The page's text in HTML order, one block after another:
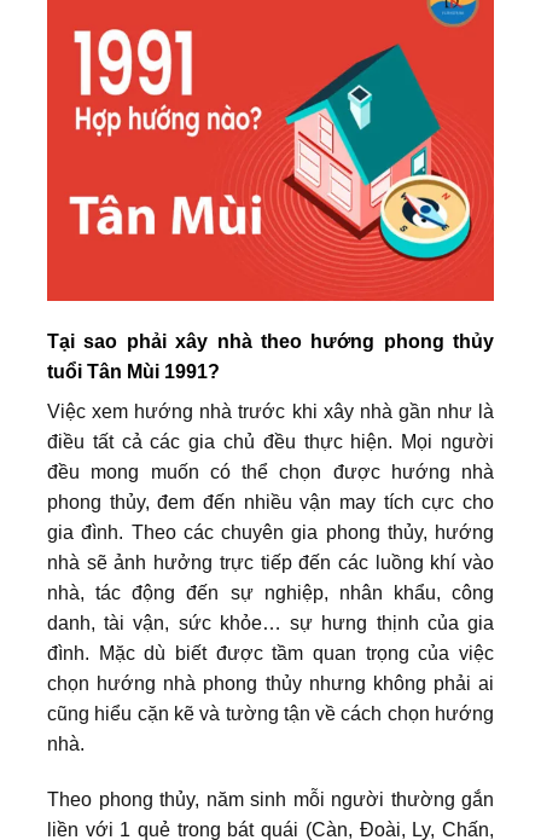
Tại sao phải xây nhà theo hướng phong thủy
tuổi Tân Mùi 1991?
Việc xem hướng nhà trước khi xây nhà gần như là
điều tất cả các gia chủ đều thực hiện. Mọi người
đều mong muốn có thể chọn được hướng nhà
phong thủy, đem đến nhiều vận may tích cực cho
gia đình. Theo các chuyên gia phong thủy, hướng
nhà sẽ ảnh hưởng trực tiếp đến các luồng khí vào
nhà, tác động đến sự nghiệp, nhân khẩu, công
danh, tài vận, sức khỏe… sự hưng thịnh của gia
đình. Mặc dù biết được tầm quan trọng của việc
chọn hướng nhà phong thủy nhưng không phải ai
cũng hiểu cặn kẽ và tường tận về cách chọn hướng
nhà.
Theo phong thủy, năm sinh mỗi người thường gắn
liền với 1 quẻ trong bát quái (Càn, Đoài, Ly, Chấn,